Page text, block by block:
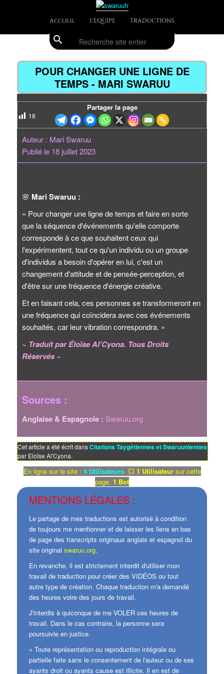
principalswaruufr
Divulgations Swaruurienne et Taygetienne
search
Accueil L'EQUIPE TRADUCTIONS
des
POUR CHANGER UNE LIGNE DE
TEMPS - MARI SWARUU
18
Partager la page
Auteur : Mari Swaruu
Publié le 18 juillet 2023
🌸 Mari Swaruu :
« Pour changer une ligne de temps et faire en sorte
que la séquence d'événements qu'elle comporte
corresponde à ce que souhaitent ceux qui
l'expérimentent, tout ce qu'un individu ou un groupe
d'individus a besoin d'opérer en lui, c'est un
changement d'attitude et de pensée-perception, et
d'être sur une fréquence d'énergie créative.
Et en faisant cela, ces personnes se transformeront en
une fréquence qui coïncidera avec ces événements
souhaités, car leur vibration correspondra. »
~ Traduit par Éloïse Al'Cyona. Tous Droits
Réservés ~
Sources :
Anglaise & Espagnole : Swaruu.org
Cet article a été écrit dansCitations Taygétiennes et Swaruuniennes
par Eloïse Al'Cyona.
En ligne sur le site : 4 Utilisateurs 💥 1 Utilisateursur cette
page. 1 Bot
MENTIONS LÉGALES :
Le partage de mes traductions est autorisé à condition
de toujours me mentionner et de laisser les liens en bas
de page des transcripts originaux anglais et espagnol du
site originalswaruu.org.
En revanche, il est strictement interdit d'utiliser mon
travail de traduction pour créer des VIDÉOS ou tout
autre type de création. Chaque traduction m'a demandé
des heures voire des jours de travail.
J'interdis à quiconque de me VOLER ces heures de
travail. Dans le cas contraire, la personne sera
poursuivie en justice.
« Toute représentation ou reproduction intégrale ou
partielle faite sans le consentement de l'auteur ou de ses
ayants droit ou ayants cause est illicite. Il en est de